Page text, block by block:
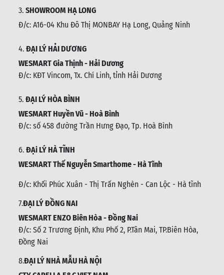
3. SHOWROOM HẠ LONG
Đ/c: A16-04 Khu Đô Thị MONBAY Hạ Long, Quảng Ninh
4. ĐẠI LÝ HẢI DƯƠNG
WESMART Gia Thịnh - Hải Dương
Đ/c: KĐT Vincom, Tx. Chí Linh, tỉnh Hải Dương
5. ĐẠI LÝ HÒA BÌNH
WESMART Huyền Vũ - Hoà Bình
Đ/c: số 458 đường Trần Hưng Đạo, Tp. Hoà Bình
6. ĐẠi LÝ HÀ TĨNH
WESMART Thế Nguyễn Smarthome - Hà Tĩnh
Đ/c: Khối Phúc Xuân - Thị Trấn Nghèn - Can Lộc - Hà tĩnh
7.ĐẠI LÝ ĐỒNG NAI
WESMART ENZO Biên Hòa - Đồng Nai
Đ/c: Số 2 Trương Định, Khu Phố 2, P.Tân Mai, TP.Biên Hòa,
Đồng Nai
8.ĐẠI LÝ NHÀ MẪU HÀ NỘI